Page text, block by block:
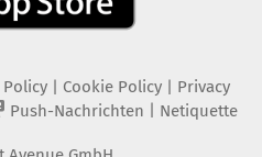
Policy| Cookie Policy| Privacy
Push-Nachrichten | Netiquette